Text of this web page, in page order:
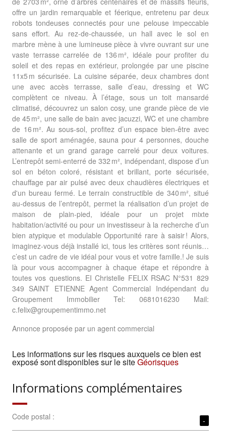
offre un jardin remarquable et féerique, entretenu par deux
robots tondeuses connectés pour une pelouse impeccable
sans effort. Au rez-de-chaussée, un hall avec le sol en
marbre mène à une lumineuse pièce à vivre ouvrant sur une
vaste terrasse carrelée de 136 m², idéale pour profiter du
soleil et des repas en extérieur, prolongée par une piscine
11x5 m sécurisée. La cuisine séparée, deux chambres dont
une avec accès terrasse, salle d’eau, dressing et WC
complètent ce niveau. À l’étage, sous un toit mansardé
climatisé, découvrez un salon cosy, une grande pièce de vie
de 45 m², une salle de bain avec jacuzzi, WC et une chambre
de 16 m². Au sous-sol, profitez d’un espace bien-être avec
salle de sport aménagée, sauna pour 4 personnes, douche
attenante et un grand garage carrelé pour deux voitures.
L’entrepôt semi-enterré de 332 m², indépendant, dispose d’un
sol en béton coloré, résistant et brillant, porte sécurisée,
chauffage par air pulsé avec deux chaudières électriques et
d'un bureau fermé. Le terrain constructible de 340 m², situé
au-dessus de l’entrepôt, permet la réalisation d’un projet de
maison de plain-pied, idéale pour un projet mixte
habitation/activité ou pour un investisseur à la recherche d’un
bien atypique et modulable Opportunité rare à saisir ! Alors,
imaginez-vous déjà installé ici, tous les critères sont réunis…
c’est un cadre de vie idéal pour vous et votre famille.! Je suis
là pour vous accompagner à chaque étape et répondre à
toutes vos questions. EI Christelle FELIX RSAC N°531 829
349 SAINT ETIENNE Agent Commercial Indépendant du
Groupement Immobilier Tel: 0681016230 Mail:
c.felix@groupementimmo.net
Annonce proposée par un agent commercial
Les informations sur les risques auxquels ce bien est
exposé sont disponibles sur le siteGéorisques
Informations complémentaires
Code postal : -